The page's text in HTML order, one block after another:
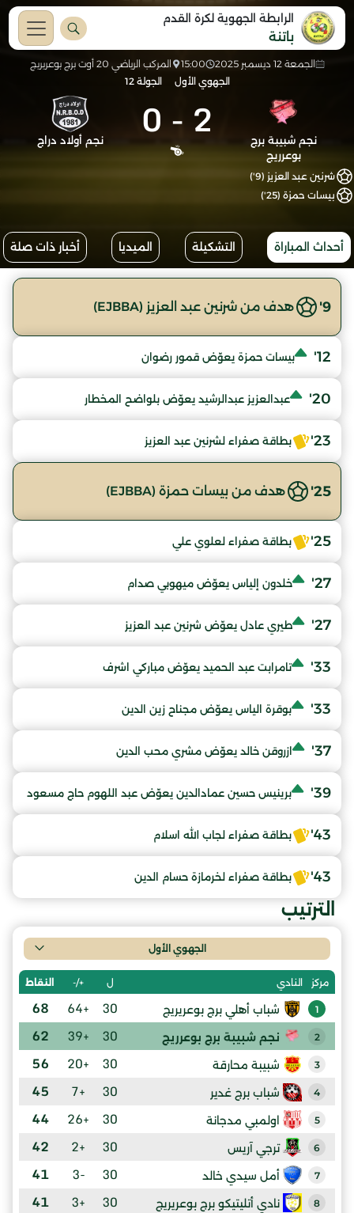
الرابطة الجهوية لكرة القدم
باتنة
الجمعة 12 ديسمبر 2025 15:00
المركب الرياضي 20 أوت برج بوعريريج
الجهوي الأول
الجولة 12
نجم شبيبة برج
بوعرريج
2
-
0 نجم أولاد دراج
شرنين عبد العزيز (9')
بيسات حمزة (25')
أحداث المباراة التشكيلة الميديا أخبار ذات صلة
9' هدف من شرنين عبد العزيز (EJBBA)
12' بيسات حمزة يعوّض قمور رضوان
20' عبدالعزيز عبدالرشيد يعوّض بلواضح المخطار
23' بطاقة صفراء لشرنين عبد العزيز
25' هدف من بيسات حمزة (EJBBA)
25' بطاقة صفراء لعلوي علي
27' خلدون إلياس يعوّض ميهوبي صدام
27' طيري عادل يعوّض شرنين عبد العزيز
33' تامرابت عبد الحميد يعوّض مباركي اشرف
33' بوقرة الياس يعوّض مجناح زين الدين
37' ازروقن خالد يعوّض مشري محب الدين
39' برينيس حسين عمادالدين يعوّض عبد اللهوم حاج مسعود
43' بطاقة صفراء لجاب الله اسلام
43' بطاقة صفراء لخرمازة حسام الدين
الترتيب
الجهوي الأول
مركز النادي ل +/- النقاط
1 شباب أهلي برج بوعريريج 30
+64
68
2 نجم شبيبة برج بوعرريج 30
+39
62
3 شبيبة محارقة 30
+20
56
4 شباب برج غدير 30
+7
45
5 اولمبي مدجانة 30
+26
44
6 ترجي آريس 30
+2
42
7 أمل سيدي خالد 30
-3
41
8 نادي أتليتيكو برج بوعريريج 30
+3
41